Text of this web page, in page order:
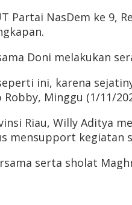
Partai NasDem ke 9,
Doni melakukan
ini, karena
Minggu (1/11/
Riau, Willy Aditya
mensupport kegiatan
serta sholat